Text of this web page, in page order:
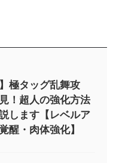
極タッグ乱舞攻
！超人の強化方法
します【レベルア
醒・肉体強化】